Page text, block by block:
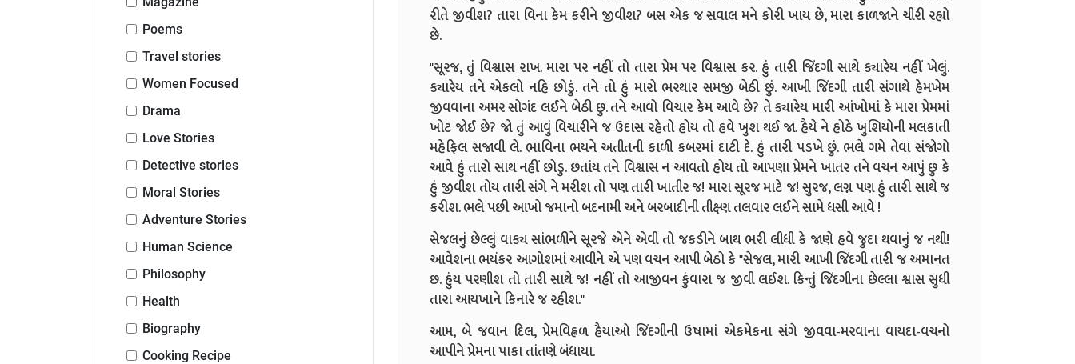
Poems
Travel stories
Women Focused
Drama
Love Stories
Detective stories
Moral Stories
Adventure Stories
Human Science
Philosophy
Health
Biography
Cooking Recipe
રીતે જીવીશ? તારા વિના કેમ કરીને જીવીશ? બસ એક જ સવાલ મને કોરી ખાય છે, મારા કાળજાને ચીરી રહ્યો
છે.
"સૂરજ, તું વિશ્વાસ રાખ. મારા પર નહીં તો તારા પ્રેમ પર વિશ્વાસ કર. હું તારી જિંદગી સાથે ક્યારેય નહીં ખેલું.
ક્યારેય તને એકલો નહિ છોડું. તને તો હું મારો ભરથાર સમજી બેઠી છું. આખી જિંદગી તારી સંગાથે હેમખેમ
જીવવાના અમર સોગંદ લઈને બેઠી છુ. તને આવો વિચાર કેમ આવે છે? તે ક્યારેય મારી આંખોમાં કે મારા પ્રેમમાં
ખોટ જોઈ છે? જો તું આવું વિચારીને જ ઉદાસ રહેતો હોય તો હવે ખુશ થઈ જા. હૈયે ને હોઠે ખુશિયોની મલકાતી
મહેફિલ સજાવી લે. ભાવિના ભયને અતીતની કાળી કબરમાં દાટી દે. હું તારી પડખે છું. ભલે ગમે તેવા સંજોગો
આવે હું તારો સાથ નહીં છોડુ. છતાંય તને વિશ્વાસ ન આવતો હોય તો આપણા પ્રેમને ખાતર તને વચન આપું છુ કે
હું જીવીશ તોય તારી સંગે ને મરીશ તો પણ તારી ખાતીર જ! મારા સૂરજ માટે જ! સુરજ, લગ્ન પણ હું તારી સાથે જ
કરીશ. ભલે પછી આખો જમાનો બદનામી અને બરબાદીની તીક્ષ્ણ તલવાર લઈને સામે ધસી આવે !
સેજલનું છેલ્લું વાક્ય સાંભળીને સૂરજે એને એવી તો જકડીને બાથ ભરી લીધી કે જાણે હવે જુદા થવાનું જ નથી!
આવેશના ભયંકર આગોશમાં આવીને એ પણ વચન આપી બેઠો કે "સેજલ, મારી આખી જિંદગી તારી જ અમાનત
છ. હુંય પરણીશ તો તારી સાથે જ! નહીં તો આજીવન કુંવારા જ જીવી લઈશ. કિન્તું જિંદગીના છેલ્લા શ્વાસ સુધી
તારા આયખાને કિનારે જ રહીશ."
આમ, બે જવાન દિલ, પ્રેમવિહ્વળ હૈયાઓ જિંદગીની ઉષામાં એકમેકના સંગે જીવવા-મરવાના વાયદા-વચનો
આપીને પ્રેમના પાકા તાંતણે બંધાયા.